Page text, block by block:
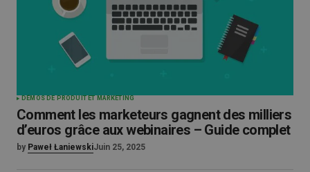
DÉMOS DE PRODUIT ET MARKETING
Comment les marketeurs gagnent des milliers
d’euros grâce aux webinaires – Guide complet
by Paweł ŁaniewskiJuin 25, 2025